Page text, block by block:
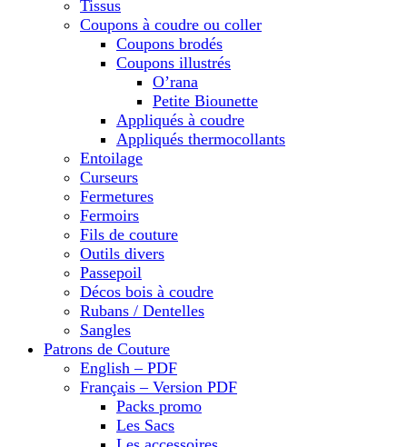
Tissus
Coupons à coudre ou coller
Coupons brodés
Coupons illustrés
O’rana
Petite Biounette
Appliqués à coudre
Appliqués thermocollants
Entoilage
Curseurs
Fermetures
Fermoirs
Fils de couture
Outils divers
Passepoil
Décos bois à coudre
Rubans / Dentelles
Sangles
Patrons de Couture
English – PDF
Français – Version PDF
Packs promo
Les Sacs